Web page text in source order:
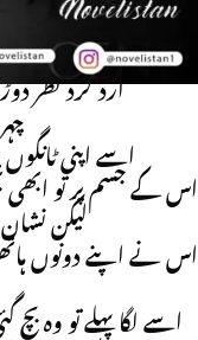
ب بھائی آپ یہاں؟
ارد گرد نظر
اسے اپنی
اس کے جسم پر تو ابھی
لیکن
اس نے اپنے دونوں
اسے لگا پہلے تو وہ